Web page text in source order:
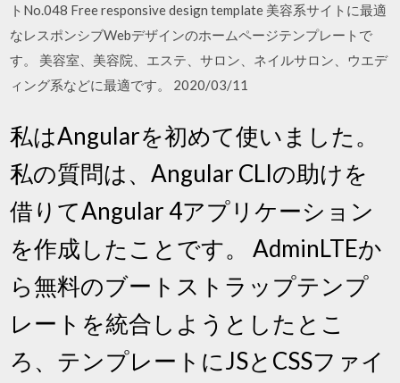
トNo.048 Free responsive design template 美容系サイトに最適
なレスポンシブWebデザインのホームページテンプレートで
す。 美容室、美容院、エステ、サロン、ネイルサロン、ウエデ
ィング系などに最適です。 2020/03/11
私はAngularを初めて使いました。
私の質問は、Angular CLIの助けを
借りてAngular 4アプリケーション
を作成したことです。 AdminLTEか
ら無料のブートストラップテンプ
レートを統合しようとしたとこ
ろ、テンプレートにJSとCSSファイ